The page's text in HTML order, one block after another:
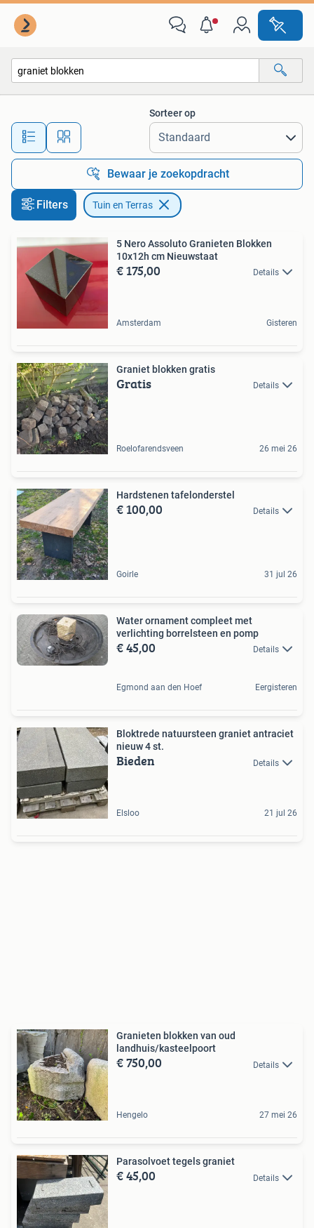
Alle afstanden…
Sorteer op
Bewaar je zoekopdracht
Filters Tuin en Terras
5 Nero Assoluto Granieten Blokken
10x12h cm Nieuwstaat
€ 175,00 Details
Amsterdam Gisteren
Graniet blokken gratis
Gratis Details
Roelofarendsveen 26 mei 26
Hardstenen tafelonderstel
€ 100,00 Details
Goirle 31 jul 26
Water ornament compleet met
verlichting borrelsteen en pomp
€ 45,00 Details
Egmond aan den Hoef Eergisteren
Bloktrede natuursteen graniet antraciet
nieuw 4 st.
Bieden Details
Elsloo 21 jul 26
Granieten blokken van oud
landhuis/kasteelpoort
€ 750,00 Details
Hengelo 27 mei 26
Parasolvoet tegels graniet
€ 45,00 Details